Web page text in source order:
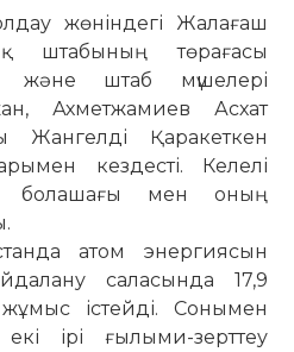
жөніндегі Жалағаш
штабының төрағасы
және штаб мүшелері
Ахметжамиев Асхат
Жангелді Қаракеткен
кездесті. Келелі
болашағы мен оның
атом энергиясын
саласында 17,9
істейді. Сонымен
ірі ғылыми-зерттеу